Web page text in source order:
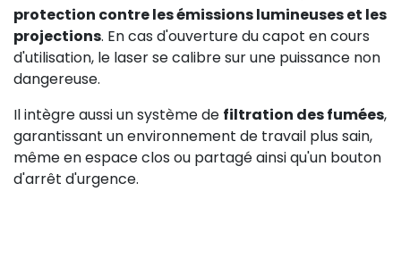
protection contre les émissions lumineuses et les
projections. En cas d'ouverture du capot en cours
d'utilisation, le laser se calibre sur une puissance non
dangereuse.
Il intègre aussi un système de filtration des fumées,
garantissant un environnement de travail plus sain,
même en espace clos ou partagé ainsi qu'un bouton
d'arrêt d'urgence.